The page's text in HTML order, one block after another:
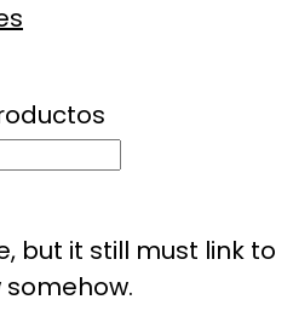
but it still must link to